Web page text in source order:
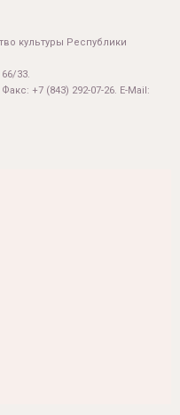
культуры Республики
33.
+7 (843) 292-07-26. E-Mail: